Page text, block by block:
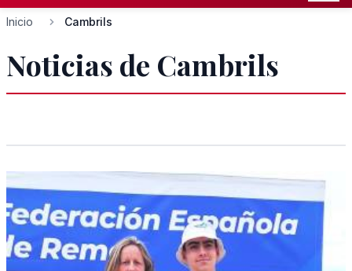
Inicio Cambrils
Noticias de Cambrils